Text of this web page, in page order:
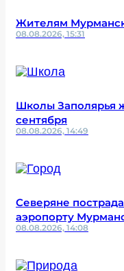
Жителям
08.08.2026, 15:31
Школы Заполярья
сентября
08.08.2026, 14:49
Северяне
аэропорту
08.08.2026, 14:08